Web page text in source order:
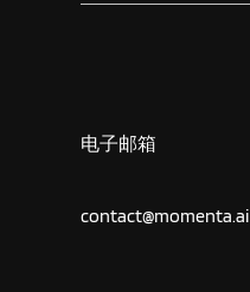
电子邮箱
contact@momenta.ai